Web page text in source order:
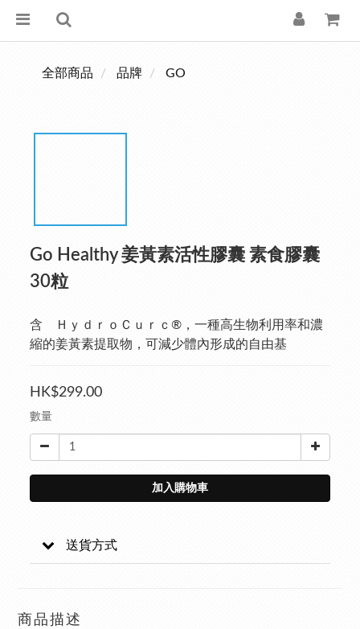
全部商品 品牌 GO
Go Healthy 姜黃素活性膠囊 素食膠囊
30粒
含　ＨｙｄｒｏＣｕｒｃ®，一種高生物利用率和濃
縮的姜黃素提取物，可減少體內形成的自由基
HK$299.00
數量
加入購物車
送貨方式
商品描述